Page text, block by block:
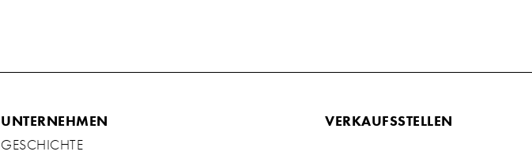
UNTERNEHMEN
GESCHICHTE
VERKAUFSSTELLEN